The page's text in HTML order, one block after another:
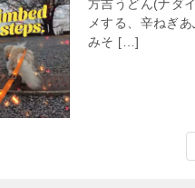
方吉うどん(ナダ
メする、辛ねぎ
みそ […]